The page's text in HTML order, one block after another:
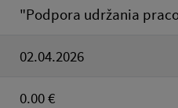
"Podpora udržania
02.04.2026
0.00 €